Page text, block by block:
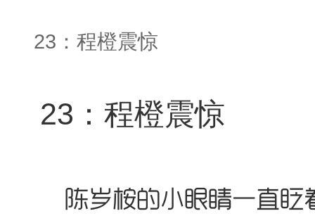
23：程橙震惊
23：程橙震惊